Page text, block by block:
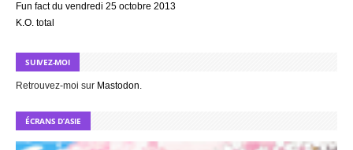
Fun fact du vendredi 25 octobre 2013
K.O. total
SUIVEZ-MOI
Retrouvez-moi sur Mastodon.
ÉCRANS D’ASIE